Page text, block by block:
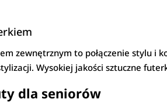
zewnętrznym to połączenie stylu i
Wysokiej jakości sztuczne
dla seniorów